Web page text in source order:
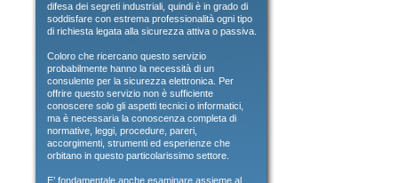
difesa dei segreti industriali, quindi è in grado di
soddisfare con estrema professionalità ogni tipo
di richiesta legata alla sicurezza attiva o passiva.
Coloro che ricercano questo servizio
probabilmente hanno la necessità di un
consulente per la sicurezza elettronica. Per
offrire questo servizio non è sufficiente
conoscere solo gli aspetti tecnici o informatici,
ma è necessaria la conoscenza completa di
normative, leggi, procedure, pareri,
accorgimenti, strumenti ed esperienze che
orbitano in questo particolarissimo settore.
E’ fondamentale anche esaminare assieme al